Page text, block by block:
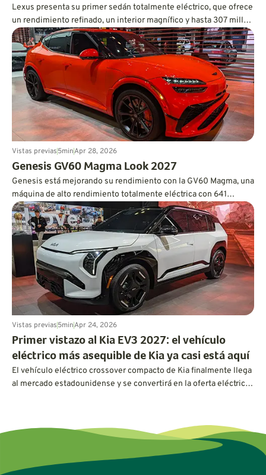
Lexus presenta su primer sedán totalmente eléctrico, que ofrece
un rendimiento refinado, un interior magnífico y hasta 307 millas
de autonomía.
Vistas previas5minApr 28, 2026
Genesis GV60 Magma Look 2027
Genesis está mejorando su rendimiento con la GV60 Magma, una
máquina de alto rendimiento totalmente eléctrica con 641
caballos de fuerza y credenciales de pista.
Vistas previas5minApr 24, 2026
Primer vistazo al Kia EV3 2027: el vehículo
eléctrico más asequible de Kia ya casi está aquí
El vehículo eléctrico crossover compacto de Kia finalmente llega
al mercado estadounidense y se convertirá en la oferta eléctrica